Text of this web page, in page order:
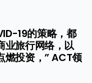
19的策略，都
业旅行网络，以
燃投资，” ACT领